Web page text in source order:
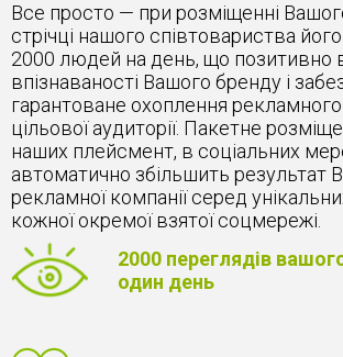
Все просто — при розміщенні
стрічці нашого співтовариства
2000 людей на день, що позитивно
впізнаваності Вашого бренду і
гарантоване охоплення
цільової аудиторії. Пакетне
наших плейсмент, в соціальних
автоматично збільшить результат
рекламної компанії серед
кожної окремої взятої соцмережі.
2000 переглядів
один день